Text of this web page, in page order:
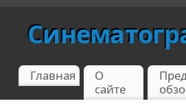
Главная
О
сайте